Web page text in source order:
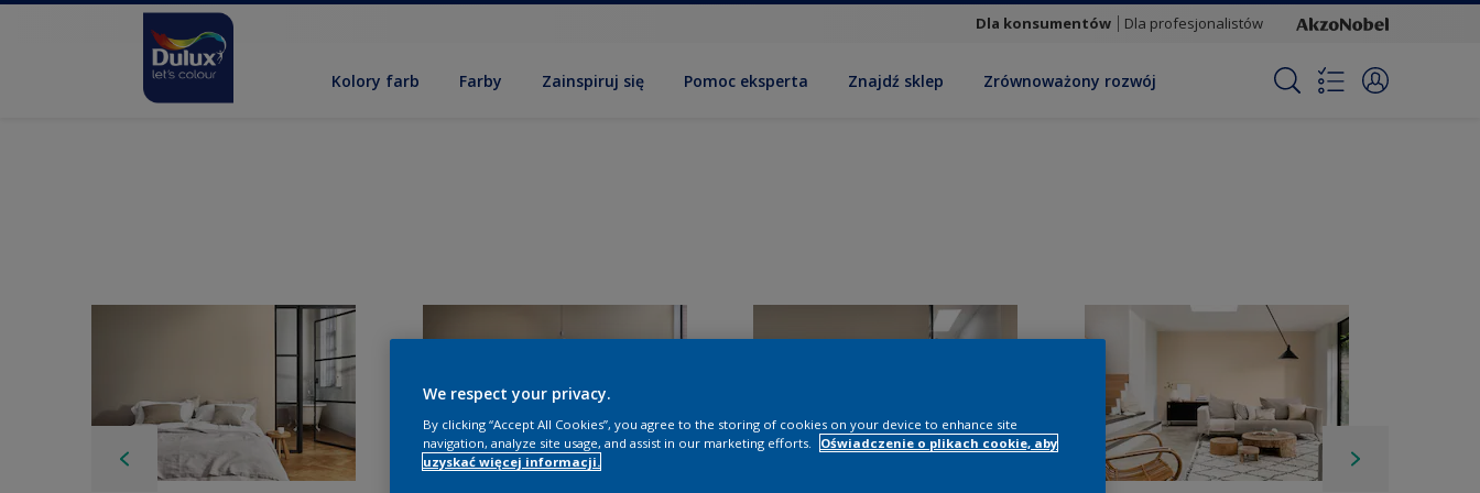
Dla konsumentów Dla profesjonalistów
Kolory farb Farby Zainspiruj się Pomoc eksperta Znajdź sklep Zrównoważony rozwój
We respect your privacy.
By clicking “Accept All Cookies”, you agree to the storing of cookies on your device to enhance site
navigation, analyze site usage, and assist in our marketing efforts.
Oświadczenie o plikach cookie, aby
uzyskać więcej informacji.